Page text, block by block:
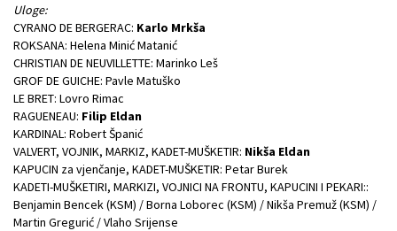
Uloge:
CYRANO DE BERGERAC: Karlo Mrkša
ROKSANA: Helena Minić Matanić
CHRISTIAN DE NEUVILLETTE: Marinko Leš
GROF DE GUICHE: Pavle Matuško
LE BRET: Lovro Rimac
RAGUENEAU: Filip Eldan
KARDINAL: Robert Španić
VALVERT, VOJNIK, MARKIZ, KADET-MUŠKETIR: Nikša Eldan
KAPUCIN za vjenčanje, KADET-MUŠKETIR: Petar Burek
KADETI-MUŠKETIRI, MARKIZI, VOJNICI NA FRONTU, KAPUCINI I PEKARI::
Benjamin Bencek (KSM) / Borna Loborec (KSM) / Nikša Premuž (KSM) /
Martin Gregurić / Vlaho Srijense